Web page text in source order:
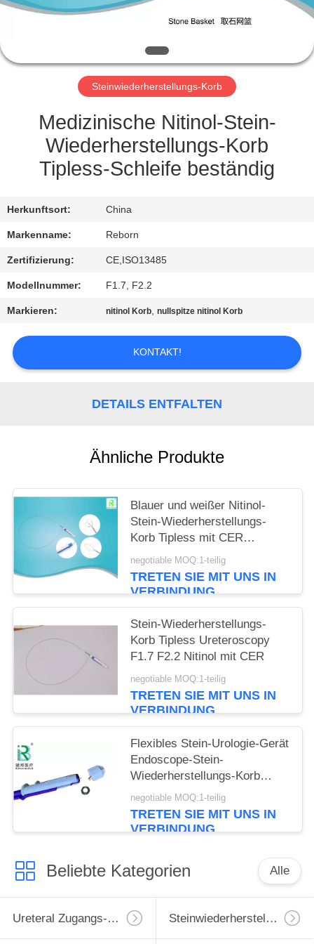
SIE
MIT
VERBINDUNG
FORDERN
SIE
EIN
ZITAT
PRIVACY
POLICY
Steinwiederherstellungs-Korb
Medizinische Nitinol-Stein-
Wiederherstellungs-Korb
Tipless-Schleife beständig
Herkunftsort: China
Markenname: Reborn
Zertifizierung: CE,ISO13485
Modellnummer: F1.7, F2.2
Markieren: nitinol Korb,nullspitze nitinol Korb
KONTAKT!
DETAILS ENTFALTEN
Ähnliche Produkte
Blauer und weißer Nitinol-
Stein-Wiederherstellungs-
Korb Tipless mit CER
ISO13485
negotiable MOQ:1-teilig
TRETEN SIE MIT UNS IN
VERBINDUNG
Stein-Wiederherstellungs-
Korb Tipless Ureteroscopy
F1.7 F2.2 Nitinol mit CER
negotiable MOQ:1-teilig
TRETEN SIE MIT UNS IN
VERBINDUNG
Flexibles Stein-Urologie-Gerät
Endoscope-Stein-
Wiederherstellungs-Korb
Tipless Ngage
negotiable MOQ:1-teilig
TRETEN SIE MIT UNS IN
VERBINDUNG
Beliebte Kategorien Alle
Ureteral Zugangs-Hülle Steinwiederherstellungs-Korb